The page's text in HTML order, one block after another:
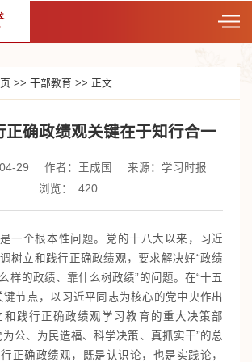
>> 干部教育 >> 正文
正确政绩观关键在于知行合一
29 作者：王成国
来源：学习时报
浏览：
420
一个根本性问题。党的十八大以来，习近
树立和践行正确政绩观，要求解决好“政绩
样的政绩、靠什么树政绩”的问题。在“十五
键节点，以习近平同志为核心的党中央作出
和践行正确政绩观学习教育的重大决策部
公、为民造福、科学决策、真抓实干”的总
正确政绩观，既是认识论，也是实践论，